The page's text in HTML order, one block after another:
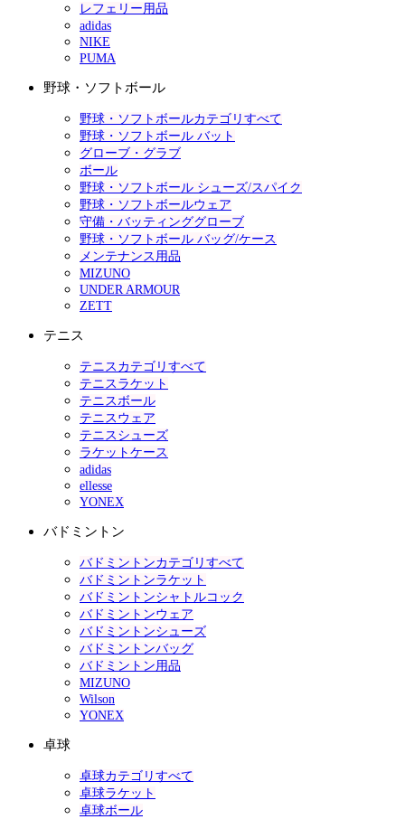
レフェリー用品
adidas
NIKE
PUMA
野球・ソフトボール
野球・ソフトボールカテゴリすべて
野球・ソフトボール バット
グローブ・グラブ
ボール
野球・ソフトボール シューズ/スパイク
野球・ソフトボールウェア
守備・バッティンググローブ
野球・ソフトボール バッグ/ケース
メンテナンス用品
MIZUNO
UNDER ARMOUR
ZETT
テニス
テニスカテゴリすべて
テニスラケット
テニスボール
テニスウェア
テニスシューズ
ラケットケース
adidas
ellesse
YONEX
バドミントン
バドミントンカテゴリすべて
バドミントンラケット
バドミントンシャトルコック
バドミントンウェア
バドミントンシューズ
バドミントンバッグ
バドミントン用品
MIZUNO
Wilson
YONEX
卓球
卓球カテゴリすべて
卓球ラケット
卓球ボール